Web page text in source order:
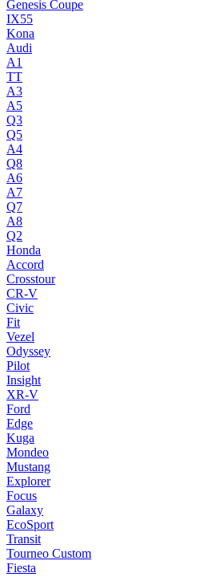
Genesis Coupe
IX55
Kona
Audi
A1
TT
A3
A5
Q3
Q5
A4
Q8
A6
A7
Q7
A8
Q2
Honda
Accord
Crosstour
CR-V
Civic
Fit
Vezel
Odyssey
Pilot
Insight
XR-V
Ford
Edge
Kuga
Mondeo
Mustang
Explorer
Focus
Galaxy
EcoSport
Transit
Tourneo Custom
Fiesta